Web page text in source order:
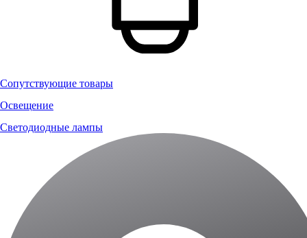
Сопутствующие товары
Освещение
Светодиодные лампы